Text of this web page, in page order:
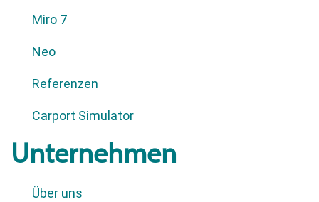
Miro 7
Neo
Referenzen
Carport Simulator
Unternehmen
Über uns